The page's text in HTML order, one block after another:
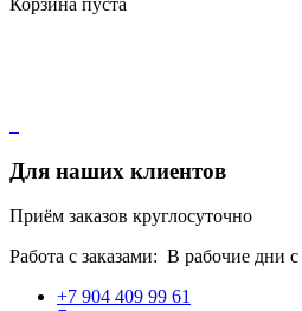
Для наших клиентов
Приём заказов круглосуточно
Работа с заказами: В рабочие дни с
+7 904 409 99 61